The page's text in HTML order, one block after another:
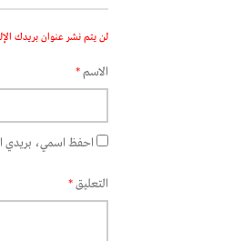
لن يتم نشر عنوان بريدك
الاسم*
احفظ اسمي، بريدي
التعليق*